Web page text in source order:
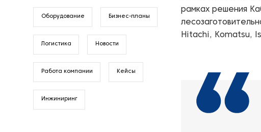
Оборудование Бизнес-планы
Логистика Новости
Работа компании Кейсы
Инжиниринг
рамках решения
Hitachi, Komatsu,